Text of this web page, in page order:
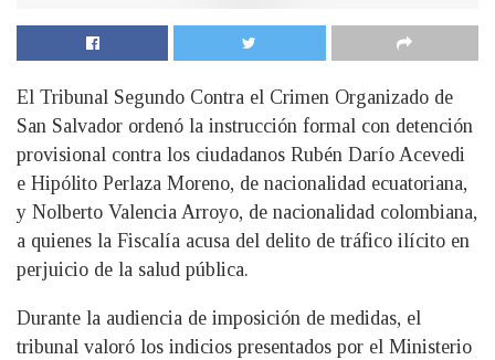
El Tribunal Segundo Contra el Crimen Organizado de
San Salvador ordenó la instrucción formal con detención
provisional contra los ciudadanos Rubén Darío Acevedi
e Hipólito Perlaza Moreno, de nacionalidad ecuatoriana,
y Nolberto Valencia Arroyo, de nacionalidad colombiana,
a quienes la Fiscalía acusa del delito de tráfico ilícito en
perjuicio de la salud pública.
Durante la audiencia de imposición de medidas, el
tribunal valoró los indicios presentados por el Ministerio